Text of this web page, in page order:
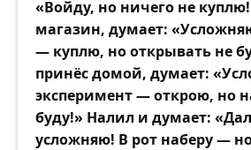
«Войду, но ничего не
магазин, думает:
— куплю, но открывать не
принёс домой, думает:
эксперимент — открою, но
буду!» Налил и думает:
усложняю! В рот наберу —